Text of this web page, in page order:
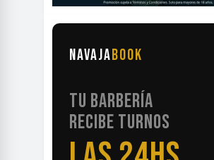
NAVAJABOOK
TU BARBERÍA
RECIBE TURNOS